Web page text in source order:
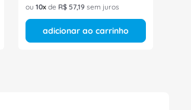
ou 10 de R$ 57,19 sem juros
adicionar ao carrinho